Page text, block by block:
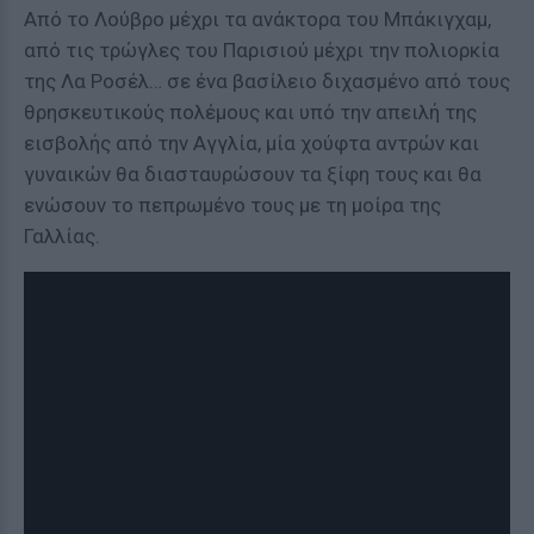
Από το Λούβρο μέχρι τα ανάκτορα του Μπάκιγχαμ,
από τις τρώγλες του Παρισιού μέχρι την πολιορκία
της Λα Ροσέλ… σε ένα βασίλειο διχασμένο από τους
θρησκευτικούς πολέμους και υπό την απειλή της
εισβολής από την Αγγλία, μία χούφτα αντρών και
γυναικών θα διασταυρώσουν τα ξίφη τους και θα
ενώσουν το πεπρωμένο τους με τη μοίρα της
Γαλλίας.